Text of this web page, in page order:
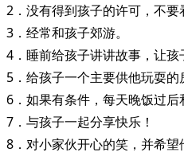
2．没有得到孩子的许可，不要
3．经常和孩子郊游。
4．睡前给孩子讲讲故事，让孩
5．给孩子一个主要供他玩耍的
6．如果有条件，每天晚饭过后
7．与孩子一起分享快乐！
8．对小家伙开心的笑，并希望